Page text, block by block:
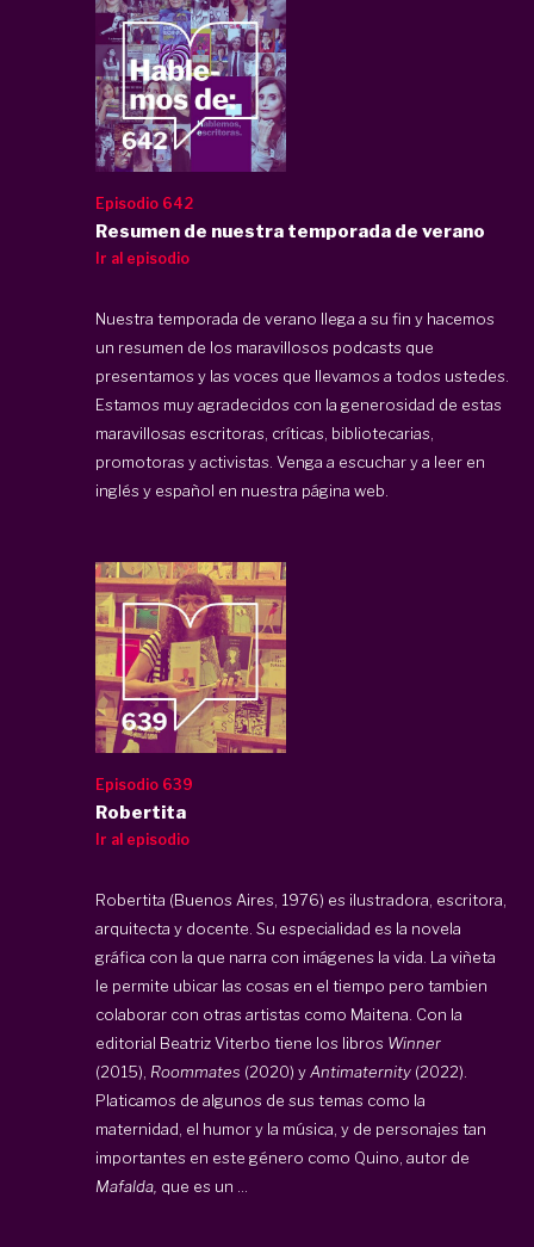
Episodio 642
Resumen de nuestra temporada de verano
Ir al episodio
Nuestra temporada de verano llega a su fin y hacemos
un resumen de los maravillosos podcasts que
presentamos y las voces que llevamos a todos ustedes.
Estamos muy agradecidos con la generosidad de estas
maravillosas escritoras, críticas, bibliotecarias,
promotoras y activistas. Venga a escuchar y a leer en
inglés y español en nuestra página web.
Episodio 639
Robertita
Ir al episodio
Robertita (Buenos Aires, 1976) es ilustradora, escritora,
arquitecta y docente. Su especialidad es la novela
gráfica con la que narra con imágenes la vida. La viñeta
le permite ubicar las cosas en el tiempo pero tambien
colaborar con otras artistas como Maitena. Con la
editorial Beatriz Viterbo tiene los libros Winner
(2015), Roommates (2020) yAntimaternity (2022).
Platicamos de algunos de sus temas como la
maternidad, el humor y la música, y de personajes tan
importantes en este género como Quino, autor de
Mafalda, que es un ...